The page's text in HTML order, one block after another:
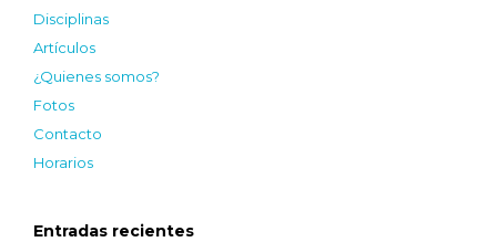
Disciplinas
Artículos
¿Quienes somos?
Fotos
Contacto
Horarios
Entradas recientes